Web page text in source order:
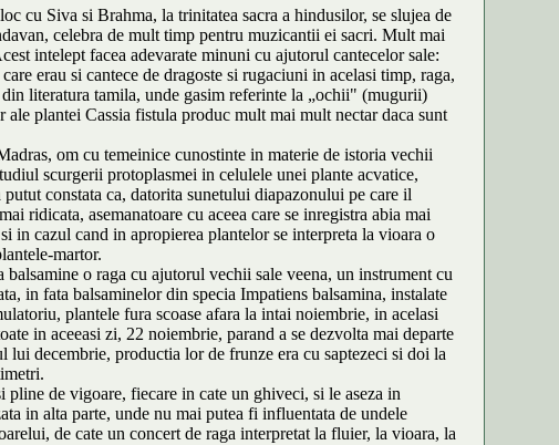
cu Siva si Brahma, la trinitatea sacra a hindusilor, se slujea de
celebra de mult timp pentru muzicantii ei sacri. Mult mai
intelept facea adevarate minuni cu ajutorul cantecelor sale:
erau si cantece de dragoste si rugaciuni in acelasi timp, raga,
literatura tamila, unde gasim referinte la „ochii" (mugurii)
ale plantei Cassia fistula produc mult mai mult nectar daca sunt
om cu temeinice cunostinte in materie de istoria vechii
scurgerii protoplasmei in celulele unei plante acvatice,
constata ca, datorita sunetului diapazonului pe care il
ridicata, asemanatoare cu aceea care se inregistra abia mai
in cazul cand in apropierea plantelor se interpreta la vioara o
martor.
o raga cu ajutorul vechii sale veena, un instrument cu
in fata balsaminelor din specia Impatiens balsamina, instalate
plantele fura scoase afara la intai noiembrie, in acelasi
in aceeasi zi, 22 noiembrie, parand a se dezvolta mai departe
decembrie, productia lor de frunze era cu saptezeci si doi la
pline de vigoare, fiecare in cate un ghiveci, si le aseza in
in alta parte, unde nu mai putea fi influentata de undele
de cate un concert de raga interpretat la fluier, la vioara, la